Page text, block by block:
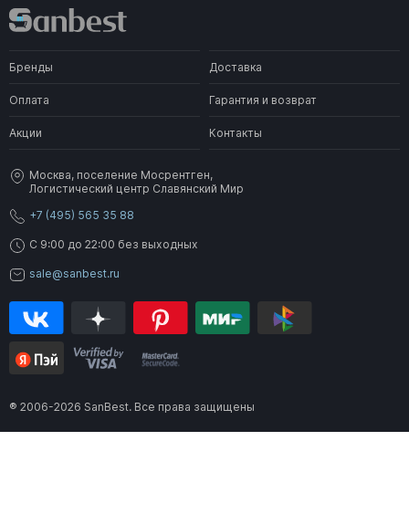
Бренды Доставка
Оплата Гарантия и возврат
Акции Контакты
Москва, поселение Мосрентген,
Логистический центр Славянский Мир
+7 (495) 565 35 88
C 9:00 до 22:00 без выходных
sale@sanbest.ru
® 2006-2026 SanBest. Все права защищены